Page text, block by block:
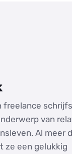
freelance
van
Al meer
ze een gelukkig